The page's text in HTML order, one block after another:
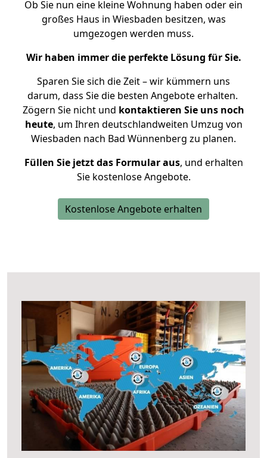
Ob Sie nun eine kleine Wohnung haben oder ein
großes Haus in Wiesbaden besitzen, was
umgezogen werden muss.
Wir haben immer die perfekte Lösung für Sie.
Sparen Sie sich die Zeit – wir kümmern uns
darum, dass Sie die besten Angebote erhalten.
Zögern Sie nicht und kontaktieren Sie uns noch
heute, um Ihren deutschlandweiten Umzug von
Wiesbaden nach Bad Wünnenberg zu planen.
Füllen Sie jetzt das Formular aus, und erhalten
Sie kostenlose Angebote.
Kostenlose Angebote erhalten